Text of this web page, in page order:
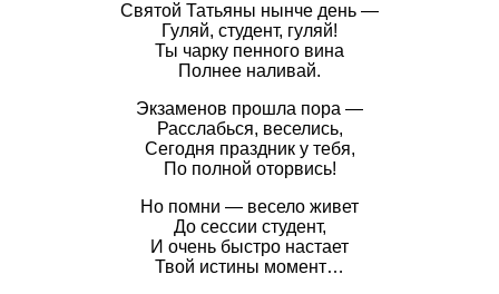
Святой Татьяны нынче день —
Гуляй, студент, гуляй!
Ты чарку пенного вина
Полнее наливай.
Экзаменов прошла пора —
Расслабься, веселись,
Сегодня праздник у тебя,
По полной оторвись!
Но помни — весело живет
До сессии студент,
И очень быстро настает
Твой истины момент…